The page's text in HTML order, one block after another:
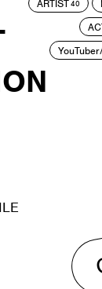
ARTIST40